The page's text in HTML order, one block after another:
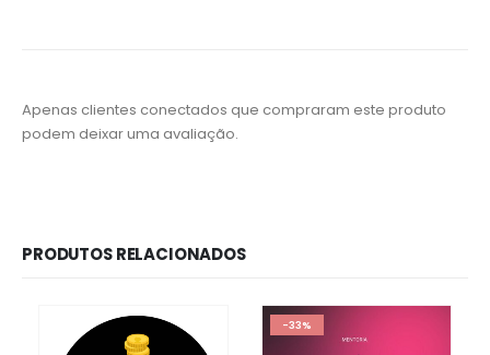
Apenas clientes conectados que compraram este produto
podem deixar uma avaliação.
PRODUTOS RELACIONADOS
-33%